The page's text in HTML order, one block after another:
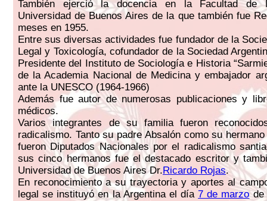
También ejerció la docencia en la Facultad de
Universidad de Buenos Aires de la que también fue
meses en 1955.
Entre sus diversas actividades fue fundador de la
Legal y Toxicología, cofundador de la Sociedad
Presidente del Instituto de Sociología e Historia
de la Academia Nacional de Medicina y embajador
ante la UNESCO (1964-1966)
Además fue autor de numerosas publicaciones y
médicos.
Varios integrantes de su familia fueron
radicalismo. Tanto su padre Absalón como su
fueron Diputados Nacionales por el radicalismo
sus cinco hermanos fue el destacado escritor y
Universidad de Buenos Aires Dr.Ricardo Rojas.
En reconocimiento a su trayectoria y aportes al
legal se instituyó en la Argentina el día7 de marzode